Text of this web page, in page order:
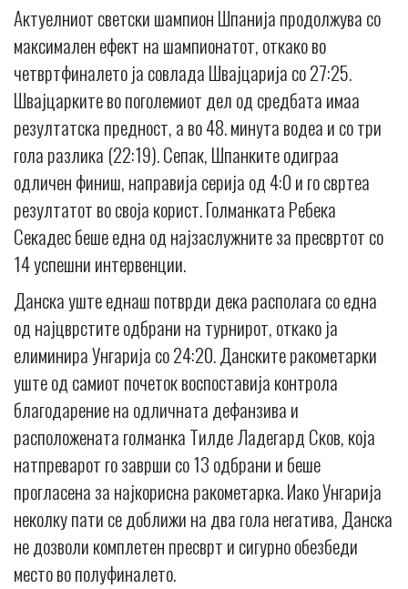
Актуелниот светски шампион Шпанија продолжува со
максимален ефект на шампионатот, откако во
четвртфиналето ја совлада Швајцарија со 27:25.
Швајцарките во поголемиот дел од средбата имаа
резултатска предност, а во 48. минута водеа и со три
гола разлика (22:19). Сепак, Шпанките одиграа
одличен финиш, направија серија од 4:0 и го свртеа
резултатот во своја корист. Голманката Ребека
Секадес беше една од најзаслужните за пресвртот со
14 успешни интервенции.
Данска уште еднаш потврди дека располага со една
од најцврстите одбрани на турнирот, откако ја
елиминира Унгарија со 24:20. Данските ракометарки
уште од самиот почеток воспоставија контрола
благодарение на одличната дефанзива и
расположената голманка Тилде Ладегард Сков, која
натпреварот го заврши со 13 одбрани и беше
прогласена за најкорисна ракометарка. Иако Унгарија
неколку пати се доближи на два гола негатива, Данска
не дозволи комплетен пресврт и сигурно обезбеди
место во полуфиналето.